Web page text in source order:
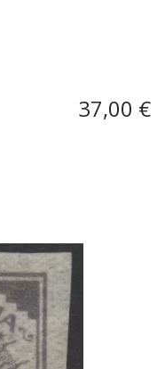
37,00 €